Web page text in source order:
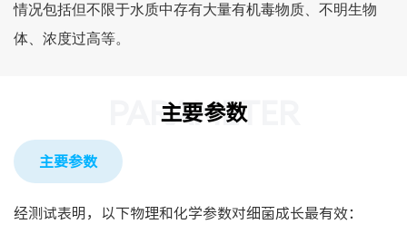
情况包括但不限于水质中存有大量有机毒物质、不明生物
体、浓度过高等。
主要参数
PARAMETER
主要参数
经测试表明，以下物理和化学参数对细菌成长最有效：